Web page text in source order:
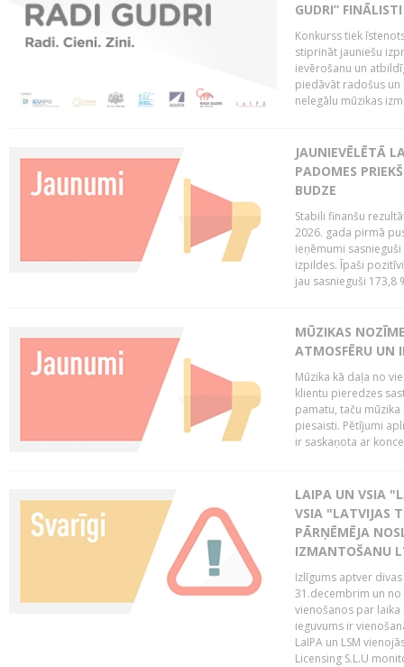
GUDRI” FINĀLISTI
Konkurss tiek
stiprināt jauniešu
ievērošanu un
piedāvāt radošus
nelegālu mūzikas
JAUNIEVĒLĒTĀ
PADOMES
BUDZE
Stabili finanšu
2026. gada pirmā
ieņēmumi
izpildes. Īpaši
jau sasnieguši 173,8
MŪZIKAS
ATMOSFĒRU UN
Mūzika kā daļa no
klientu pieredzes
pamatu, taču
piesaisti. Pētījumi
ir saskaņota ar
LAIPA UN VSIA
VSIA "LATVIJAS
PĀRŅĒMĒJA
IZMANTOŠANU
Izlīgums aptver
31.decembrim un no
vienošanos par
ieguvums ir
LaIPA un LSM
Licensing S.L.U